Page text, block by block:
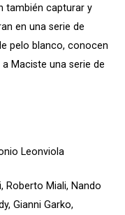
también capturar y
en una serie de
pelo blanco, conocen
Maciste una serie de
Leonviola
Roberto Miali, Nando
Gianni Garko,